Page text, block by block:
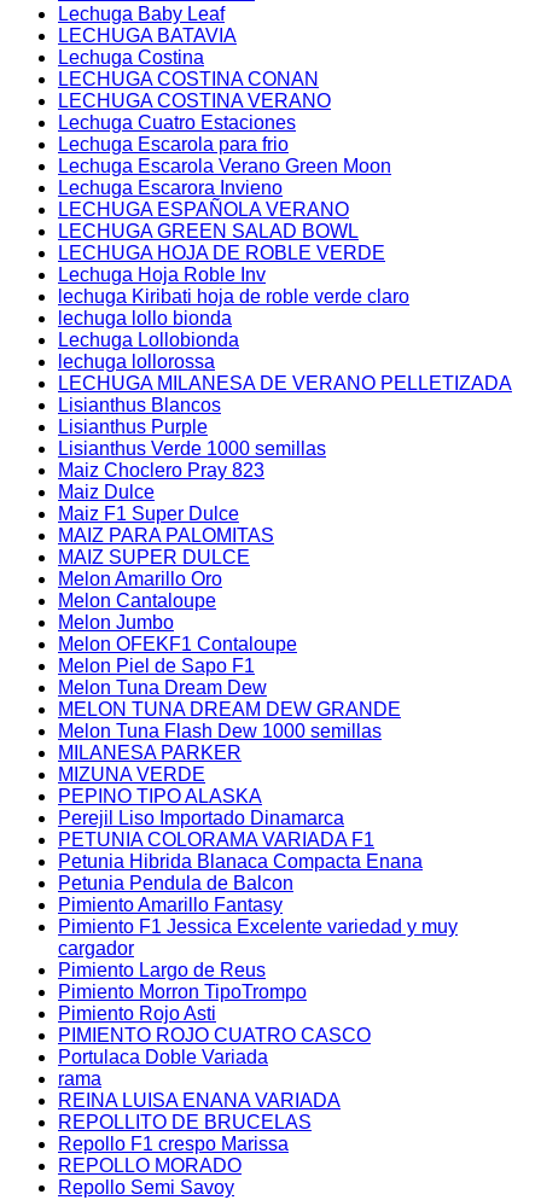
Lechuga Baby Leaf
LECHUGA BATAVIA
Lechuga Costina
LECHUGA COSTINA CONAN
LECHUGA COSTINA VERANO
Lechuga Cuatro Estaciones
Lechuga Escarola para frio
Lechuga Escarola Verano Green Moon
Lechuga Escarora Invieno
LECHUGA ESPAÑOLA VERANO
LECHUGA GREEN SALAD BOWL
LECHUGA HOJA DE ROBLE VERDE
Lechuga Hoja Roble Inv
lechuga Kiribati hoja de roble verde claro
lechuga lollo bionda
Lechuga Lollobionda
lechuga lollorossa
LECHUGA MILANESA DE VERANO PELLETIZADA
Lisianthus Blancos
Lisianthus Purple
Lisianthus Verde 1000 semillas
Maiz Choclero Pray 823
Maiz Dulce
Maiz F1 Super Dulce
MAIZ PARA PALOMITAS
MAIZ SUPER DULCE
Melon Amarillo Oro
Melon Cantaloupe
Melon Jumbo
Melon OFEKF1 Contaloupe
Melon Piel de Sapo F1
Melon Tuna Dream Dew
MELON TUNA DREAM DEW GRANDE
Melon Tuna Flash Dew 1000 semillas
MILANESA PARKER
MIZUNA VERDE
PEPINO TIPO ALASKA
Perejil Liso Importado Dinamarca
PETUNIA COLORAMA VARIADA F1
Petunia Hibrida Blanaca Compacta Enana
Petunia Pendula de Balcon
Pimiento Amarillo Fantasy
Pimiento F1 Jessica Excelente variedad y muy
cargador
Pimiento Largo de Reus
Pimiento Morron TipoTrompo
Pimiento Rojo Asti
PIMIENTO ROJO CUATRO CASCO
Portulaca Doble Variada
rama
REINA LUISA ENANA VARIADA
REPOLLITO DE BRUCELAS
Repollo F1 crespo Marissa
REPOLLO MORADO
Repollo Semi Savoy